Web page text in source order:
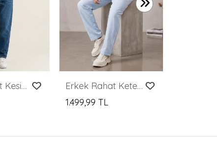
Erkek Rahat Kesim Baggy Jean Pantolon 30075 - Lacivert
Erkek Rahat Keten Pantolon 30118 - Mavi
1.499,99 TL